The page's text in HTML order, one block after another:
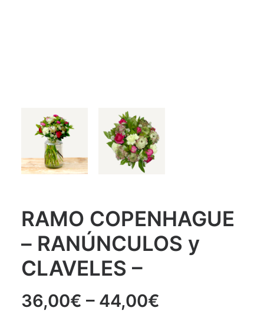
RAMO COPENHAGUE
– RANÚNCULOS y
CLAVELES –
36,00€ – 44,00€